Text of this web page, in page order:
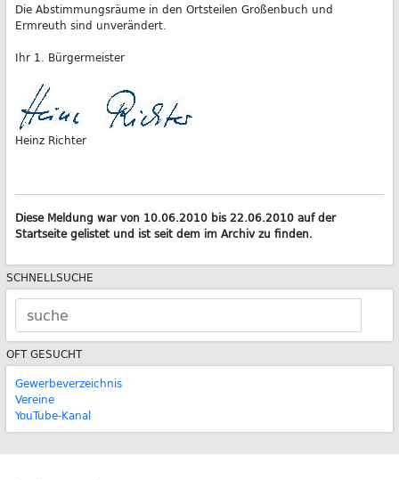
Die Abstimmungsräume in den Ortsteilen Großenbuch und
Ermreuth sind unverändert.
Ihr 1. Bürgermeister
Heinz Richter
Diese Meldung war von 10.06.2010 bis 22.06.2010 auf der
Startseite gelistet und ist seit dem im Archiv zu finden.
SCHNELLSUCHE
OFT GESUCHT
Gewerbeverzeichnis
Vereine
YouTube-Kanal